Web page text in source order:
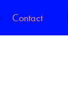
Contact